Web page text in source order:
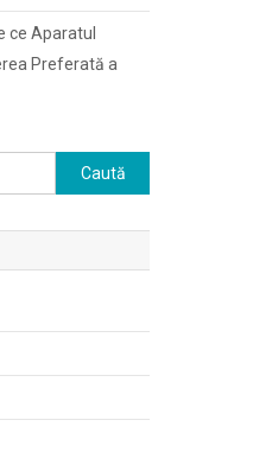
ce Aparatul
Preferată a
Caută
după: